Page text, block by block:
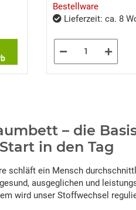
Bestellware
Lieferzeit: ca. 8
– die
in den Tag
schläft ein Mensch
ausgeglichen und
wird unser Stoffwechsel